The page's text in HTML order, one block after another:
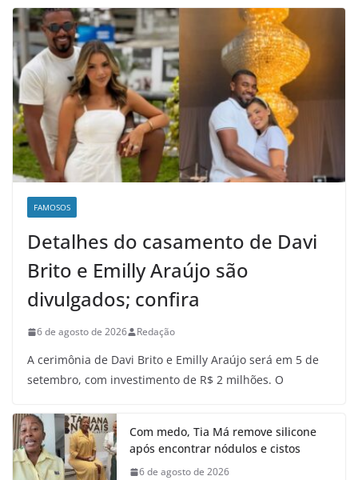
FAMOSOS
Detalhes do casamento de Davi
Brito e Emilly Araújo são
divulgados; confira
6 de agosto de 2026 Redação
A cerimônia de Davi Brito e Emilly Araújo será em 5 de
setembro, com investimento de R$ 2 milhões. O
Com medo, Tia Má remove silicone
após encontrar nódulos e cistos
6 de agosto de 2026